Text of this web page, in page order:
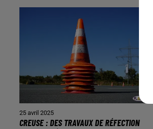
25 avril 2025
CREUSE : DES TRAVAUX DE RÉFECTION